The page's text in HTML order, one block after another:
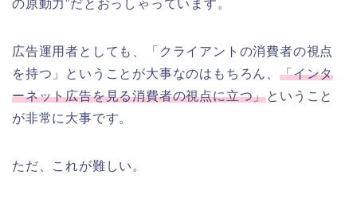
の原動力”だとおっしゃっています。
広告運用者としても、「クライアントの消費者の視点
を持つ」ということが大事なのはもちろん、 「インタ
ーネット広告を見る消費者の視点に立つ」ということ
が非常に大事です。
ただ、これが難しい。